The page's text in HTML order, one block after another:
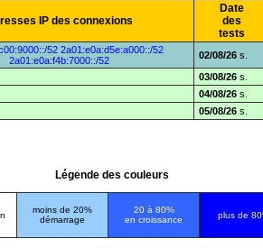
IP des connexions
Date
des
tests
52 2a01:e0a:d5e:a000::/52
2a01:e0a:f4b:7000::/52
02/08/26 s.
03/08/26 s.
04/08/26 s.
05/08/26 s.
Légende des couleurs
moins de 20%
démarrage
20 à 80%
en croissance
plus de